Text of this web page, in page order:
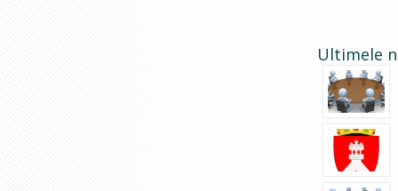
Ultimele